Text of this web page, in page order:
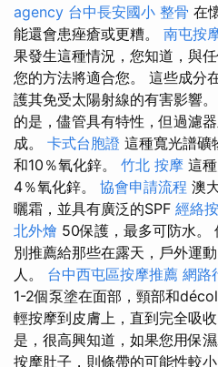
agency 台中長安國小 整骨 在
能還會患痤瘡或更糟。 南屯按
果發生這種情況，您知道，與
您的方法將適合您。 這些成分
護其免受太陽射線的有害影響。
的是，儘管具有特性，但過濾
成。 卡式台胞證 這種寬光譜礦
和10％氧化鋅。 竹北 按摩 這
4％氧化鋅。 協會申請流程 澳
曬霜，並具有廣泛的SPF 經絡
北外燴 50保護，最多可防水。
別推薦給那些在露天，戶外運
人。 台中西屯區按摩推薦 網路
1-2個泵塗在面部，頸部和
輕按摩到皮膚上，直到完全吸收
是，很高興知道，如果您用保
按摩肚子，則條帶的可能性較小